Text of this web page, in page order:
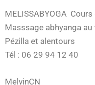
MELISSABYOGA
Masssage abhyanga
Pézilla et alentours
Tél : 06 29 94 12 40
MelvinCN